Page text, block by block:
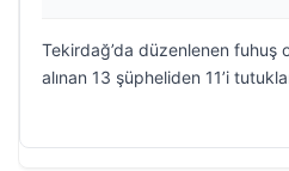
Tekirdağ’da düzenlenen fuhuş
alınan 13 şüpheliden 11’i